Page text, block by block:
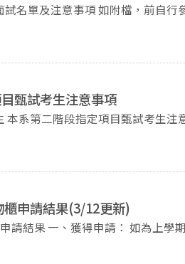
115學年度博士班招生考試面試名單及注意事項 如附
甄試考生注意事項
櫃申請結果(3/12更新)
，原則上沿用舊櫃；新獲
3月16日(一)以後開始使用： 博士班：